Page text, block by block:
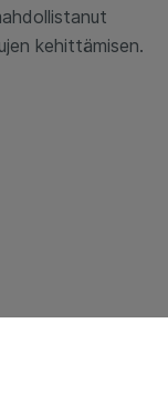
kehittämisen.